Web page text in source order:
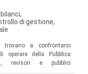
di gestione,
a confrontarsi
operare della Pubblica
revisori e pubblici